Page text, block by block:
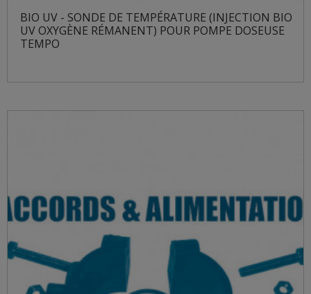
BIO UV - SONDE DE TEMPÉRATURE (INJECTION BIO
UV OXYGÈNE RÉMANENT) POUR POMPE DOSEUSE
TEMPO